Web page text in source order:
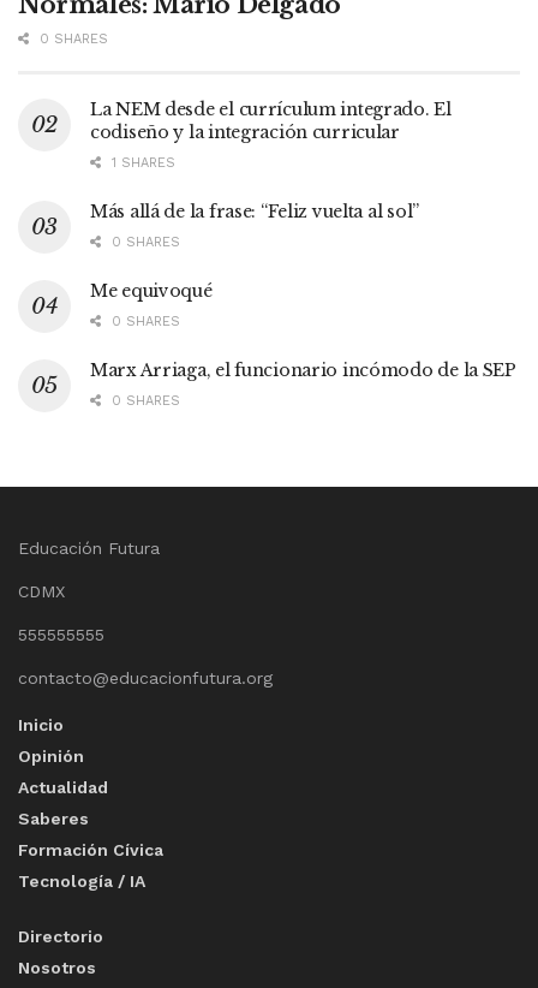
0 SHARES
La NEM desde el currículum integrado. El
codiseño y la integración curricular
1 SHARES
Más allá de la frase: “Feliz vuelta al sol”
0 SHARES
Me equivoqué
0 SHARES
Marx Arriaga, el funcionario incómodo de la SEP
0 SHARES
Educación Futura
CDMX
555555555
contacto@educacionfutura.org
Inicio
Opinión
Actualidad
Saberes
Formación Cívica
Tecnología / IA
Directorio
Nosotros